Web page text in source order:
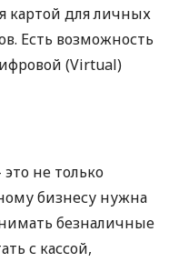
картой для личных
Есть возможность
(Virtual)
не только
бизнесу нужна
безналичные
с кассой,